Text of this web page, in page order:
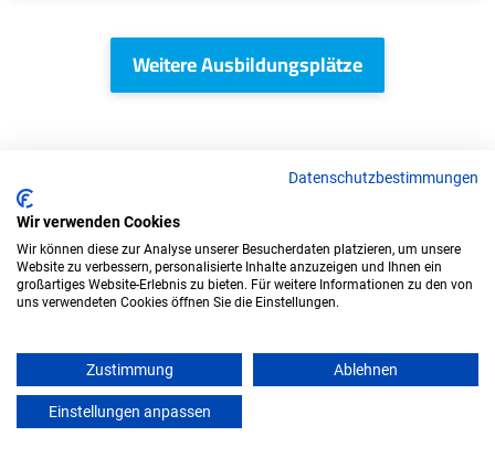
Weitere Ausbildungsplätze
IT/Computer - Ausbildungsplätze
Duales Studium Wirtschaftsinformatik
Datenschutzbestimmungen
Wir verwenden Cookies
Wir können diese zur Analyse unserer Besucherdaten platzieren, um unsere
Website zu verbessern, personalisierte Inhalte anzuzeigen und Ihnen ein
großartiges Website-Erlebnis zu bieten. Für weitere Informationen zu den von
uns verwendeten Cookies öffnen Sie die Einstellungen.
Zustimmung Ablehnen
Einstellungen anpassen